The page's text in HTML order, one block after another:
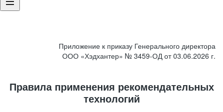
Приложение к приказу Генерального директора
ООО «Хэдхантер» № 3459-ОД от 03.06.2026 г.
Правила применения рекомендательных
технологий